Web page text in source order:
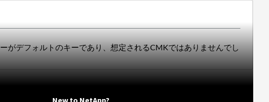
がデフォルトのキーであり、想定されるCMKではありませんでし
New to NetApp?